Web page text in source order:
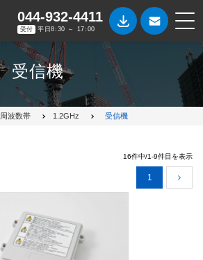
044-932-4411
受付 平日8:30 ～ 17:00
受信機
周波数帯 1.2GHz 受信機
16件中/1-9件目を表示
1